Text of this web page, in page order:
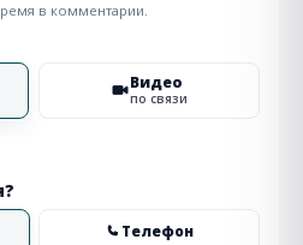
в комментарии.
Видео
по связи
Телефон